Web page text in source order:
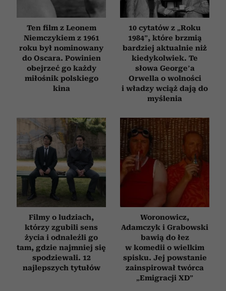
Ten film z Leonem
Niemczykiem z 1961
roku był nominowany
do Oscara. Powinien
obejrzeć go każdy
miłośnik polskiego
kina
10 cytatów z „Roku
1984”, które brzmią
bardziej aktualnie niż
kiedykolwiek. Te
słowa George’a
Orwella o wolności
i władzy wciąż dają do
myślenia
Filmy o ludziach,
którzy zgubili sens
życia i odnaleźli go
tam, gdzie najmniej się
spodziewali. 12
najlepszych tytułów
Woronowicz,
Adamczyk i Grabowski
bawią do łez
w komedii o wielkim
spisku. Jej powstanie
zainspirował twórca
„Emigracji XD”